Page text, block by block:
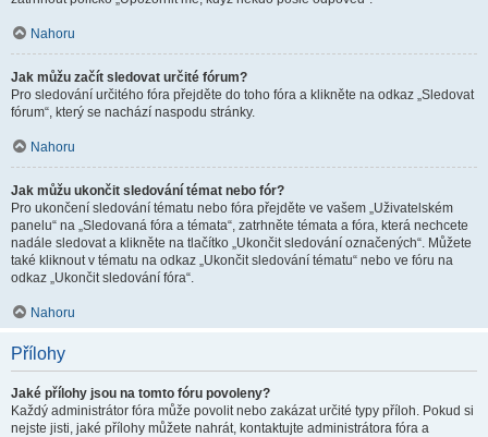
Nahoru
Jak můžu začít sledovat určité fórum?
Pro sledování určitého fóra přejděte do toho fóra a klikněte na odkaz „Sledovat
fórum“, který se nachází naspodu stránky.
Nahoru
Jak můžu ukončit sledování témat nebo fór?
Pro ukončení sledování tématu nebo fóra přejděte ve vašem „Uživatelském
panelu“ na „Sledovaná fóra a témata“, zatrhněte témata a fóra, která nechcete
nadále sledovat a klikněte na tlačítko „Ukončit sledování označených“. Můžete
také kliknout v tématu na odkaz „Ukončit sledování tématu“ nebo ve fóru na
odkaz „Ukončit sledování fóra“.
Nahoru
Přílohy
Jaké přílohy jsou na tomto fóru povoleny?
Každý administrátor fóra může povolit nebo zakázat určité typy příloh. Pokud si
nejste jisti, jaké přílohy můžete nahrát, kontaktujte administrátora fóra a